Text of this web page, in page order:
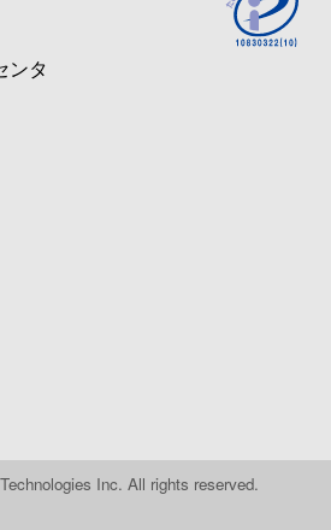
ンタ
Inc. All rights reserved.